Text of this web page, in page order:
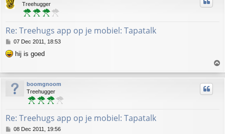
Treehugger
Re: Treehugs app op je mobiel: Tapatalk
P
s
07 Dec 2011, 18:53
hij is goed
o
p
boomgnoom
Treehugger
Re: Treehugs app op je mobiel: Tapatalk
P08 Dec 2011, 19:56